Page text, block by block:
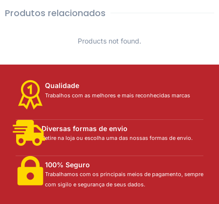
Produtos relacionados
Products not found.
Qualidade
Trabalhos com as melhores e mais reconhecidas marcas
Diversas formas de envio
Retire na loja ou escolha uma das nossas formas de envio.
100% Seguro
Trabalhamos com os principais meios de pagamento, sempre
com sigilo e segurança de seus dados.